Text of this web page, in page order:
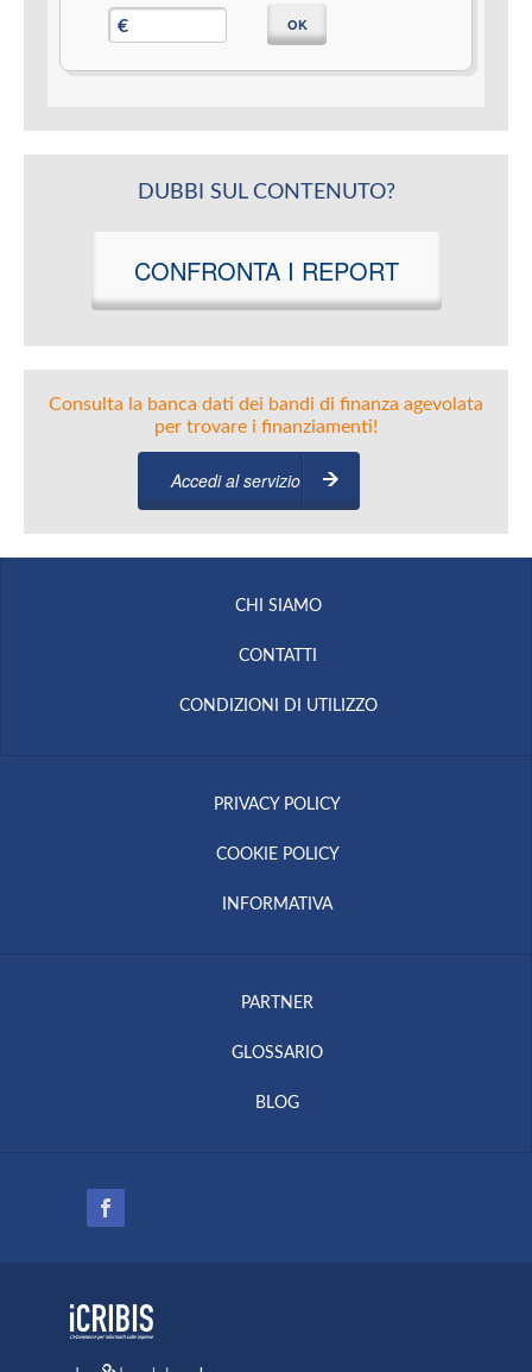
€ OK
DUBBI SUL CONTENUTO?
CONFRONTA I REPORT
Consulta la banca dati dei bandi di finanza agevolata
per trovare i finanziamenti!
Accedi al servizio
CHI SIAMO
CONTATTI
CONDIZIONI DI UTILIZZO
PRIVACY POLICY
COOKIE POLICY
INFORMATIVA
PARTNER
GLOSSARIO
BLOG